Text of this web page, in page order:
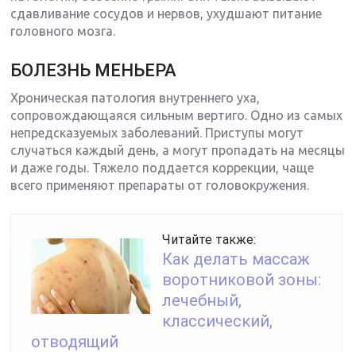
сдавливание сосудов и нервов, ухудшают питание
головного мозга.
БОЛЕЗНЬ МЕНЬЕРА
Хроническая патология внутреннего уха,
сопровождающаяся сильным вертиго. Одно из самых
непредсказуемых заболеваний. Приступы могут
случаться каждый день, а могут пропадать на месяцы
и даже годы. Тяжело поддается коррекции, чаще
всего применяют препараты от головокружения.
Читайте также:
Как делать массаж
воротниковой зоны:
лечебный,
классический,
отводящий